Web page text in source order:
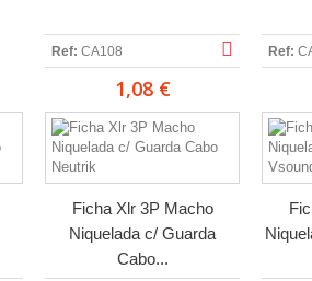
Ref: CA108
1,08 €
Ref:
Ficha Xlr 3P Macho
Niquelada c/ Guarda
Cabo...